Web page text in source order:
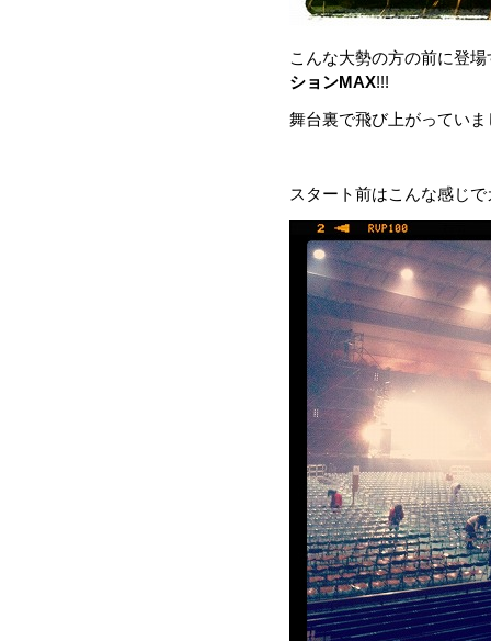
こんな大勢の方の前に登
ションMAX!!!
舞台裏で飛び上がっていま
スタート前はこんな感じ